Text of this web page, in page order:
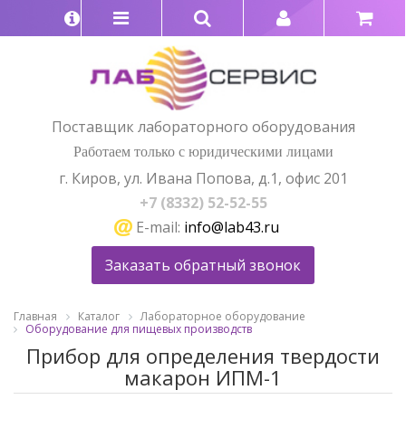
Поставщик лабораторного оборудования
Работаем только с юридическими лицами
г. Киров, ул. Ивана Попова, д.1, офис 201
+7 (8332) 52-52-55
E-mail: info@lab43.ru
Заказать обратный звонок
Главная Каталог
Лабораторное оборудование
Оборудование для пищевых производств
Прибор для определения твердости
макарон ИПМ-1